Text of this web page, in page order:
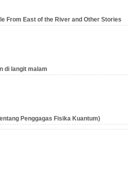
From East of the River and Other Stories
di langit malam
Penggagas Fisika Kuantum)